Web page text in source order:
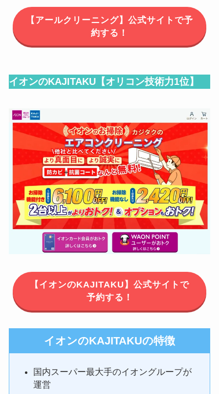
【アールクリーニング】公式サイトで予
約する！
イオンのKAJITAKU【オリコン技術力1位】
【イオンのKAJITAKU】公式サイトで
予約する！
イオンのKAJITAKUの特徴
国内スーパー最大手のイオングループが
運営